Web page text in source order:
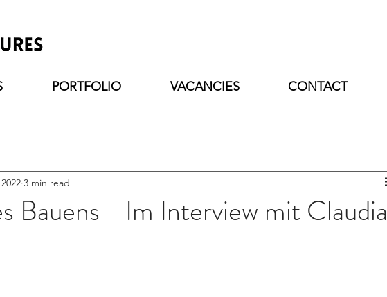
PORTFOLIO VACANCIES CONTACT
Bauens - Im Interview mit Claudia
3 min read